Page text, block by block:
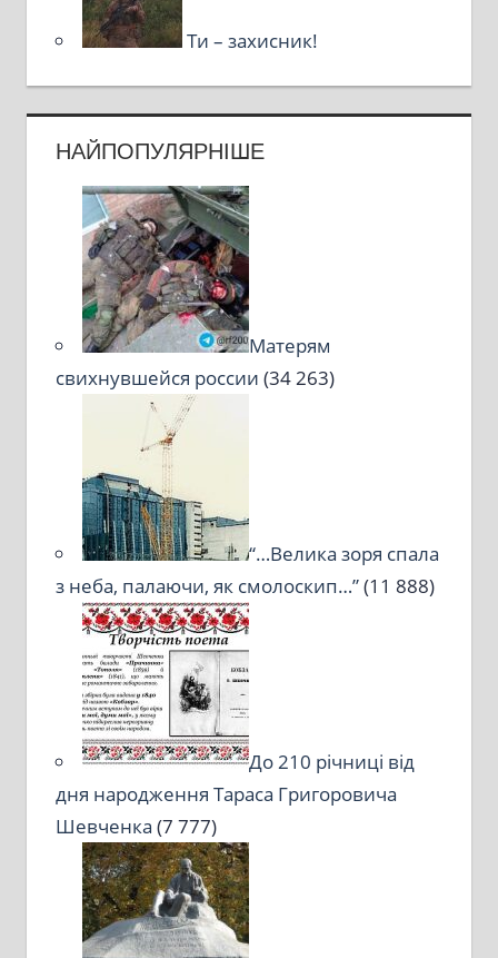
Ти – захисник!
НАЙПОПУЛЯРНІШЕ
Матерям
свихнувшейся россии (34 263)
“…Велика зоря спала
з неба, палаючи, як смолоскип…”(11 888)
До 210 річниці від
дня народження Тараса Григоровича
Шевченка (7 777)